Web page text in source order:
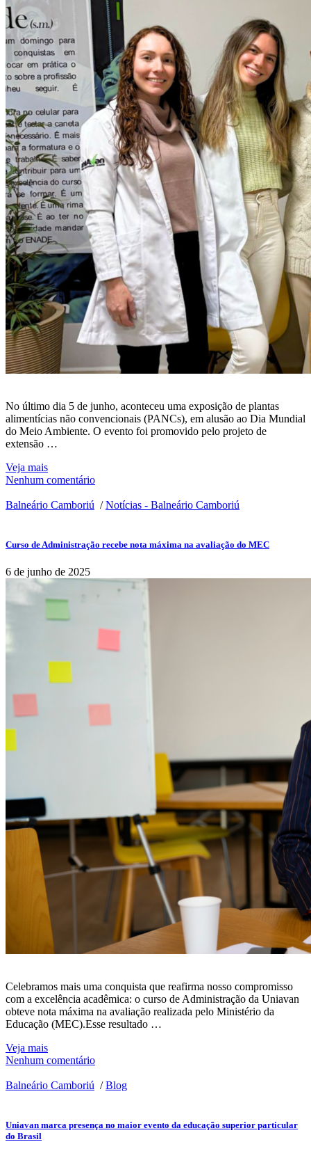
No último dia 5 de junho, aconteceu uma exposição de plantas
alimentícias não convencionais (PANCs), em alusão ao Dia Mundial
do Meio Ambiente. O evento foi promovido pelo projeto de
extensão …
Veja mais
Nenhum comentário
Balneário Camboriú /Notícias - Balneário Camboriú
Curso de Administração recebe nota máxima na avaliação do MEC
6 de junho de 2025
Celebramos mais uma conquista que reafirma nosso compromisso
com a excelência acadêmica: o curso de Administração da Uniavan
obteve nota máxima na avaliação realizada pelo Ministério da
Educação (MEC).Esse resultado …
Veja mais
Nenhum comentário
Balneário Camboriú /Blog
Uniavan marca presença no maior evento da educação superior particular
do Brasil